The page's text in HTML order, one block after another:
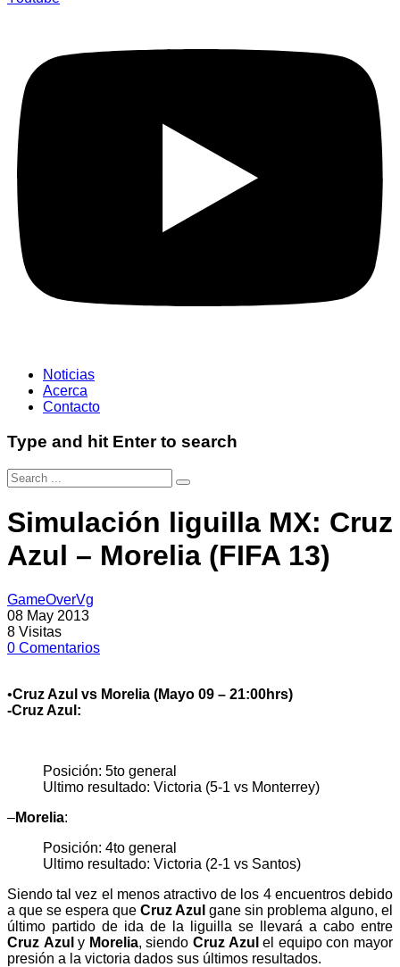
Noticias
Acerca
Contacto
Type and hit Enter to search
Simulación liguilla MX: Cruz
Azul – Morelia (FIFA 13)
GameOverVg
08 May 2013
8 Visitas
0 Comentarios
•Cruz Azul vs Morelia (Mayo 09 – 21:00hrs)
-Cruz Azul:
Posición: 5to general
Ultimo resultado: Victoria (5-1 vs Monterrey)
–Morelia:
Posición: 4to general
Ultimo resultado: Victoria (2-1 vs Santos)
Siendo tal vez el menos atractivo de los 4 encuentros debido
a que se espera que Cruz Azul gane sin problema alguno, el
último partido de ida de la liguilla se llevará a cabo entre
Cruz Azul y Morelia, siendoCruz Azul el equipo con mayor
presión a la victoria dados sus últimos resultados.